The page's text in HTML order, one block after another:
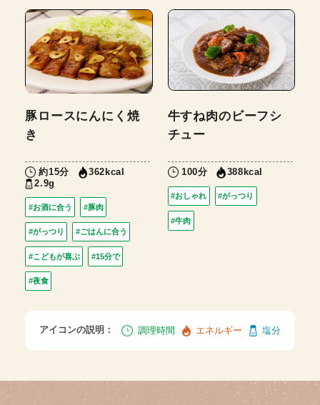
豚ロースにんにく焼
き
約15分
362kcal
2.9g
#お酒に合う #豚肉
#がっつり #ごはんに合う
#こどもが喜ぶ #15分で
#夜食
牛すね肉のビーフシ
チュー
100分 388kcal
#おしゃれ #がっつり
#牛肉
アイコンの説明： 調理時間 エネルギー 塩分